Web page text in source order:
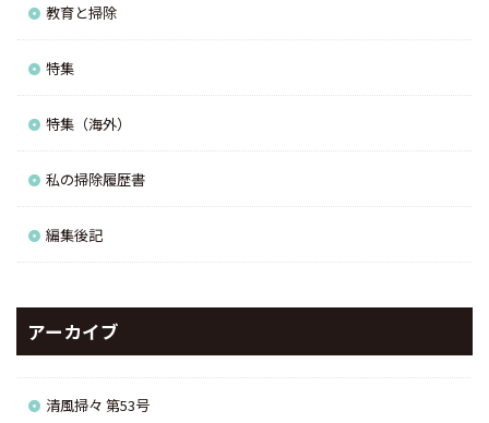
教育と掃除
特集
特集（海外）
私の掃除履歴書
編集後記
アーカイブ
清風掃々 第53号